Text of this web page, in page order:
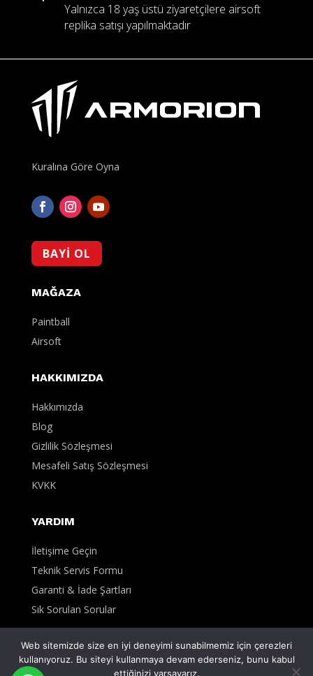
Yalnızca 18 yaş üstü ziyaretçilere airsoft
replika satışı yapılmaktadır
Kuralına Göre Oyna
BAYİ OL
MAĞAZA
Paintball
Airsoft
HAKKIMIZDA
Hakkımızda
Blog
Gizlilik Sözleşmesi
Mesafeli Satış Sözleşmesi
KVKK
YARDIM
İletişime Geçin
Teknik Servis Formu
Garanti & İade Şartları
Sık Sorulan Sorular
0
Web sitemizde size en iyi deneyimi sunabilmemiz için çerezleri
kullanıyoruz. Bu siteyi kullanmaya devam ederseniz, bunu kabul
ettiğinizi varsayarız.